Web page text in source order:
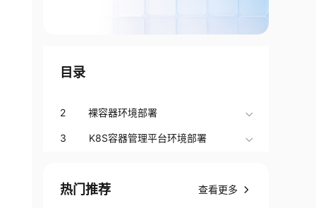
目录
2 裸容器环境部署
3 K8S容器管理平台环境部署
热门推荐 查看更多